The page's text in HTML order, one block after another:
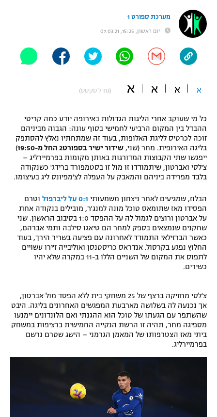
"מעל הליגה" – פודקאסט
"מחצית בשכונה" – פודקאסט
תקנון עבור פעילות אלקטרה
תקנון עבור פעילות ספורט 1 – "מרלן"
גיימינג E-Sports
תנאי שימוש
מדיניות פרטיות
תקנון פעילות ספורט 1
רשיון להקרנה פומבית לבית עסק
לוח דרושים – ג'ובנט
תגיות
בני יהודה
היאבקות WWE
אופניים
כדורמים
פוטבול אמריקאי NFL
בייסבול MLB
ספורט אתגרי ואקסטרים
גיימינג E-Sports
מערכת ספורט 1
יום ראשון, 15:25, 07.03.21
א א א א (גודל טקסט)
כל מי שעוקב אחרי הליגות הגדולות באירופה יודע כמה קריטי
ההבדל בין המקום הרביעי לחמישי בסוף עונה: הגבוה מביניהם
זוכה לכרטיס לליגת האלופות, בעוד זה שמתחתיו נאלץ להסתפק
בליגה האירופית. מחר (שני, שידור ישיר בספורט2 החל מ-19:50
)
ייפגשו שתי הקבוצות המדורגות באותן מקומות בפרמיירליג –
צ'לסי ואברטון, שיתמודדו זו מול זו בסטמפורד ברידג' כשנקודה
בלבד מפרידה ביניהם והמאבק על העפלה לצ'מפיונס ליג בעיצומו.
הבלוז, שמגיעים לאחר ניצחון משמעותי 0:1 על ליברפול
וטרם
הפסידו מאז שתומאס טוכל מונה למנג'ר, מובילים בנקודה אחת
על אברטון ורוצים לגמול לה על ההפסד 1:0 בסיבוב הראשון. שני
שחקנים שנמצאים בספק למחר הם טיאגו סילבה ותמי אברהם,
כאשר הברזילאי התמודד לאחרונה עם פציעה בשריר הירך, בעוד
החלוץ נפגע בקרסול. אנדראס כריסטנסן ואוליבייה ז'ירו עשויים
לתפוס את המקום של השניים הללו ב-11 במקרה שלא יהיו
כשירים.
צ'לסי מחזיקה ברצף של 25 משחקי בית ללא הפסד מול אברטון,
אך נכנעה לה בשלושה מארבעת המפגשים האחרונים בליגה. היבט
שהשתפר עם הגעתו של טוכל הוא ההגנתי ואם הלונדונים יימנעו
מספיגה מחר, תהיה זו הרשת הנקייה החמישית ברציפות במשחק
ביתי מאז הצטרפותו של המאמן הגרמני – הישג שטרם נרשם
בפרמיירליג.